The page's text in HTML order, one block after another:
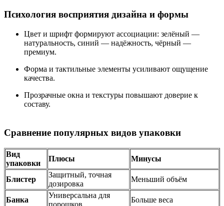
Психология восприятия дизайна и формы
Цвет и шрифт формируют ассоциации: зелёный —
натуральность, синий — надёжность, чёрный —
премиум.
Форма и тактильные элементы усиливают ощущение
качества.
Прозрачные окна и текстуры повышают доверие к
составу.
Сравнение популярных видов упаковки
Вид
упаковки
Плюсы Минусы
Блистер
Защитный, точная
дозировка
Меньший объём
Банка
Универсальна для
порошков
Больше веса